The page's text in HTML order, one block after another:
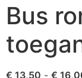
Bus
€ 13,50 - €